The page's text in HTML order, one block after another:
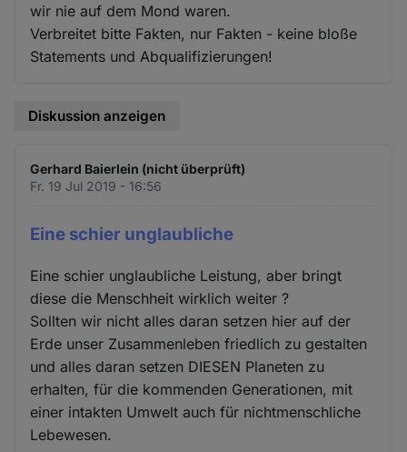
wir nie auf dem Mond waren.
Verbreitet bitte Fakten, nur Fakten - keine bloße
Statements und Abqualifizierungen!
Diskussion anzeigen
Gerhard Baierlein (nicht überprüft)
Fr. 19 Jul 2019 - 16:56
Eine schier unglaubliche
Eine schier unglaubliche Leistung, aber bringt
diese die Menschheit wirklich weiter ?
Sollten wir nicht alles daran setzen hier auf der
Erde unser Zusammenleben friedlich zu gestalten
und alles daran setzen DIESEN Planeten zu
erhalten, für die kommenden Generationen, mit
einer intakten Umwelt auch für nichtmenschliche
Lebewesen.